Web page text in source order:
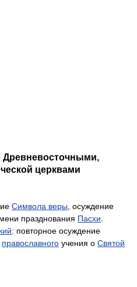
церквами
Символа веры , осуждение
празднования Пасхи
: повторное осуждение
православного учения о Святой